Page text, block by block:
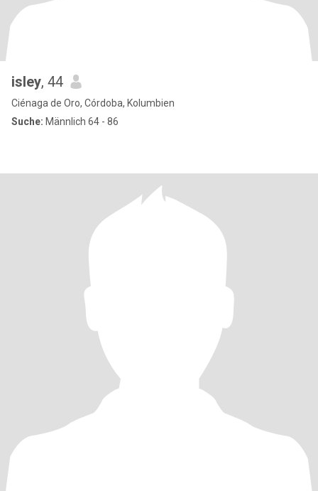
isley, 44
Ciénaga de Oro, Córdoba, Kolumbien
Suche: Männlich 64 - 86